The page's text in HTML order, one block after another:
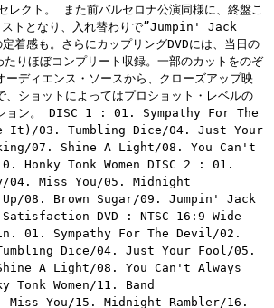
クト。 また前バルセロナ公演同様に、終盤こ
トとなり、入れ替わりで”Jumpin' Jack
着感も。さらにカップリングDVDには、当日の
りほぼコンプリート収録。一部のカットをのぞ
ディエンス・ソースから、クローズアップ映
ショットによってはプロショット・レベルの
ィション。 DISC 1 : 01. Sympathy For The
03. Tumbling Dice/04. Just Your
07. Shine A Light/08. You Can't
Honky Tonk Women DISC 2 : 01.
04. Miss You/05. Midnight
08. Brown Sugar/09. Jumpin' Jack
DVD : NTSC 16:9 Wide
01. Sympathy For The Devil/02.
Dice/04. Just Your Fool/05.
A Light/08. You Can't Always
Women/11. Band
You/15. Midnight Rambler/16.